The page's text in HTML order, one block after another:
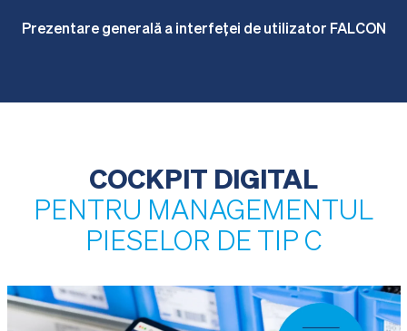
Prezentare generală a interfeței de utilizator FALCON
COCKPIT DIGITAL
PENTRU MANAGEMENTUL
PIESELOR DE TIP C